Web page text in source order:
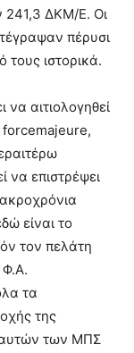
241,3 ΔΚΜ/Ε. Οι
πέρυσι
ιστορικά.
αιτιολογηθεί
forcemajeure,
να επιστρέψει
είναι το
τον πελάτη
Φ.Α.
τα
της
αυτών των ΜΠΣ